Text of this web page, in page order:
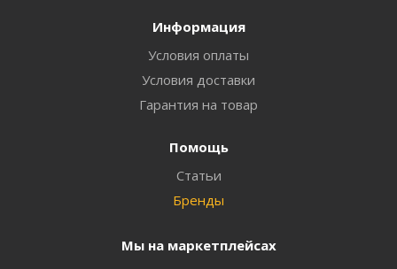
Информация
Условия оплаты
Условия доставки
Гарантия на товар
Помощь
Статьи
Бренды
Мы на маркетплейсах